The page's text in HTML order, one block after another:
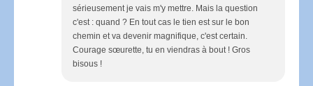
sérieusement je vais m'y mettre. Mais la question
c'est : quand ? En tout cas le tien est sur le bon
chemin et va devenir magnifique, c'est certain.
Courage sœurette, tu en viendras à bout ! Gros
bisous !